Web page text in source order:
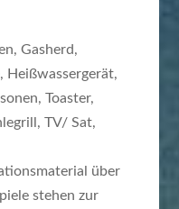
Gasherd,
Heißwassergerät,
Toaster,
TV/ Sat,
über
stehen zur